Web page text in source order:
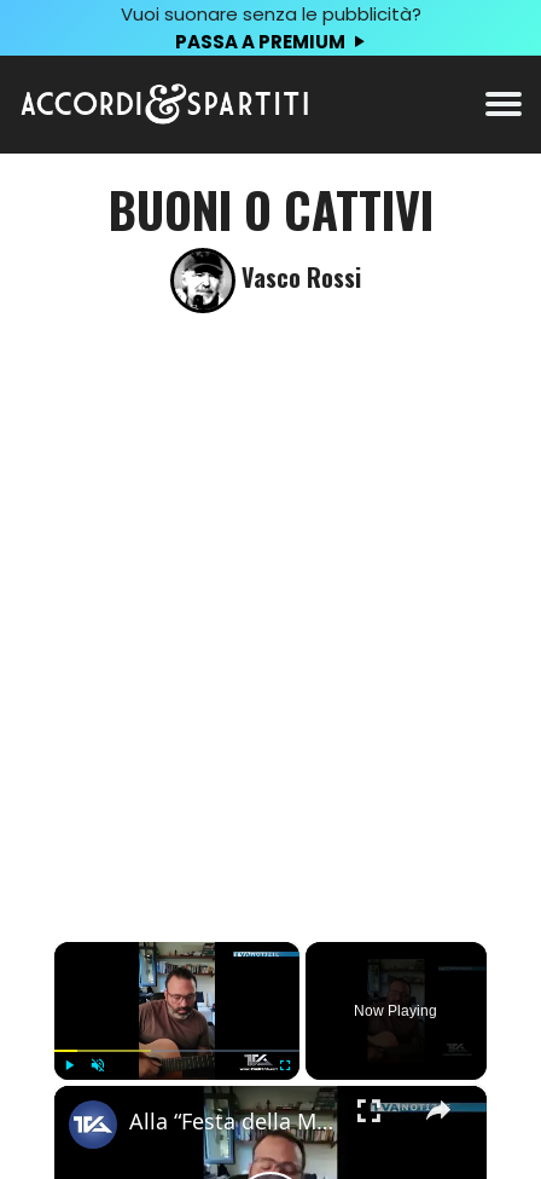
Vuoi suonare senza le pubblicità?
PASSA A PREMIUM
BUONI O CATTIVI
Vasco Rossi
×
Fullscreen
Now Playing
×
Alla “Festa della Musica” protagonista anche il musicista di origini adranite Riccardo Tomasello